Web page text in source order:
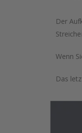
Der
Wenn
Das